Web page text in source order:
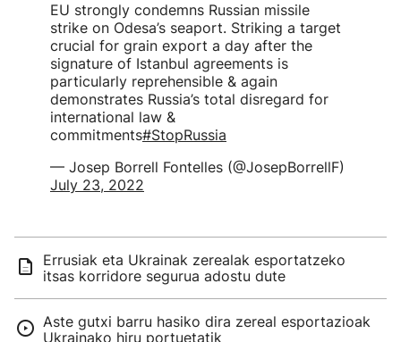
EU strongly condemns Russian missile
strike on Odesa’s seaport. Striking a target
crucial for grain export a day after the
signature of Istanbul agreements is
particularly reprehensible & again
demonstrates Russia’s total disregard for
international law &
commitments#StopRussia
— Josep Borrell Fontelles (@JosepBorrellF)
July 23, 2022
Errusiak eta Ukrainak zerealak esportatzeko
itsas korridore segurua adostu dute
Aste gutxi barru hasiko dira zereal esportazioak
Ukrainako hiru portuetatik